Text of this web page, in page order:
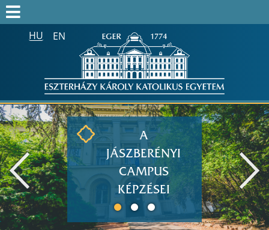
HU EN
FELVETTEK
HALLGATÓK
ALUMNI
MUNKATÁRSAKNAK
ONK2026
HTOTDK2027
Keresés az egész honlapon:
A
JÁSZBERÉNYI
CAMPUS
KÉPZÉSEI